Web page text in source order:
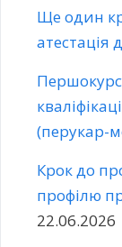
Ще один
атестація
(перукар-
Крок до
профілю
22.06.2026